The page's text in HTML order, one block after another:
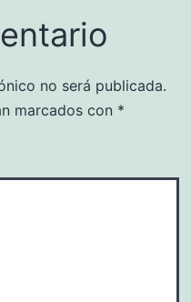
no será publicada.
marcados con *